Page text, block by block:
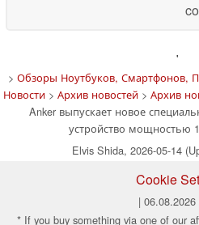
'
> Обзоры Ноутбуков, Смартфонов,
Новости> Архив новостей> Архив
Anker выпускает новое
устройство мощностью
Elvis Shida, 2026-05-14
Cookie
| 06.08.2026
* If you buy something via one of our